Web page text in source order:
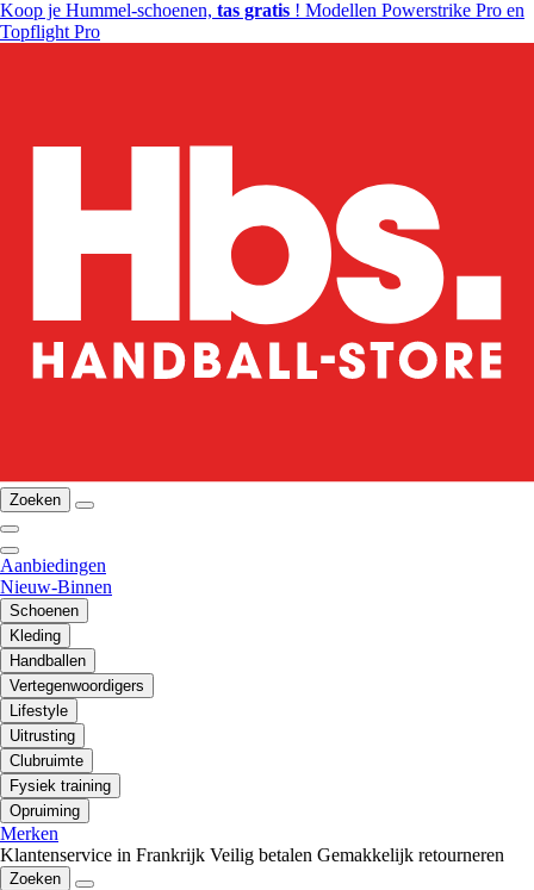
Koop je Hummel-schoenen, tas gratis ! Modellen Powerstrike Pro en
Topflight Pro
Zoeken
Aanbiedingen
Nieuw-Binnen
Schoenen
Kleding
Handballen
Vertegenwoordigers
Lifestyle
Uitrusting
Clubruimte
Fysiek training
Opruiming
Merken
Klantenservice in Frankrijk Veilig betalen Gemakkelijk retourneren
Zoeken